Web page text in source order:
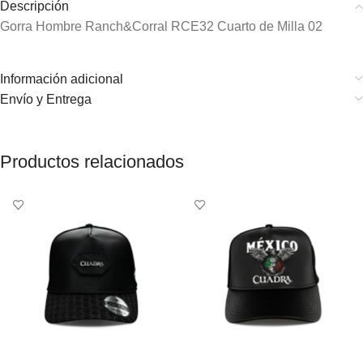
Descripción
Gorra Hombre Ranch&Corral RCE32 Cuarto de Milla 02
Información adicional
Envío y Entrega
Productos relacionados